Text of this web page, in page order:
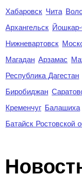
Хабаровск Чита
Архангельск
Нижневартовск
Магадан Арзамас
Республика Дагестан
Биробиджан
Кременчуг Балашиха
Батайск Ростовской